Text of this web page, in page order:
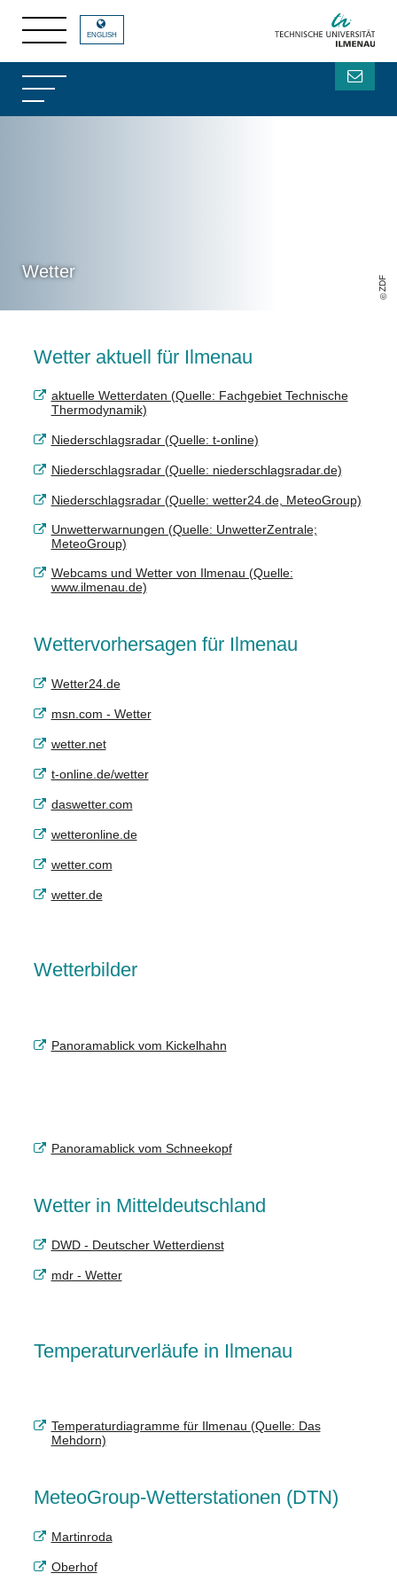
Wetter
ZDF
ENGLISH
Wetter aktuell für Ilmenau
aktuelle Wetterdaten (Quelle: Fachgebiet Technische
Thermodynamik)
Niederschlagsradar (Quelle: t-online)
Niederschlagsradar (Quelle: niederschlagsradar.de)
Niederschlagsradar (Quelle: wetter24.de, MeteoGroup)
Unwetterwarnungen (Quelle: UnwetterZentrale;
MeteoGroup)
Webcams und Wetter von Ilmenau (Quelle:
www.ilmenau.de)
Wettervorhersagen für Ilmenau
Wetter24.de
msn.com - Wetter
wetter.net
t-online.de/wetter
daswetter.com
wetteronline.de
wetter.com
wetter.de
Wetterbilder
Panoramablick vom Kickelhahn
Panoramablick vom Schneekopf
Wetter in Mitteldeutschland
DWD - Deutscher Wetterdienst
mdr - Wetter
Temperaturverläufe in Ilmenau
Temperaturdiagramme für Ilmenau (Quelle: Das
Mehdorn)
MeteoGroup-Wetterstationen (DTN)
Martinroda
Oberhof